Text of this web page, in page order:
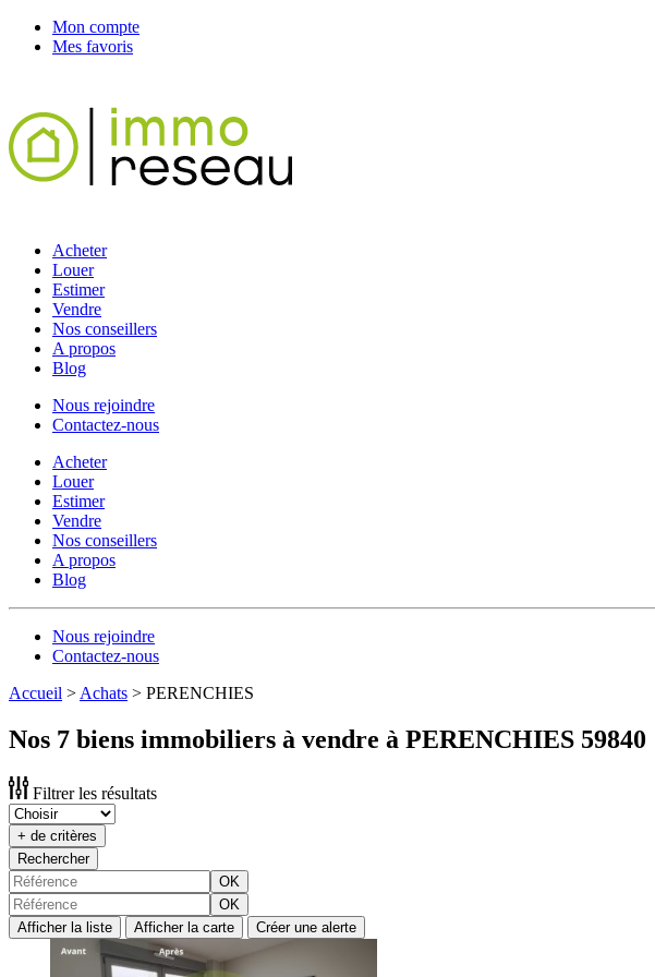
Mon compte
Mes favoris
Acheter
Louer
Estimer
Vendre
Nos conseillers
A propos
Blog
Nous rejoindre
Contactez-nous
Acheter
Louer
Estimer
Vendre
Nos conseillers
A propos
Blog
Nous rejoindre
Contactez-nous
Accueil > Achats > PERENCHIES
Nos 7 biens immobiliers à vendre à PERENCHIES 59840
Filtrer les résultats
+ de critères
Rechercher
OK
OK
Afficher la liste
Afficher la carte Créer une alerte